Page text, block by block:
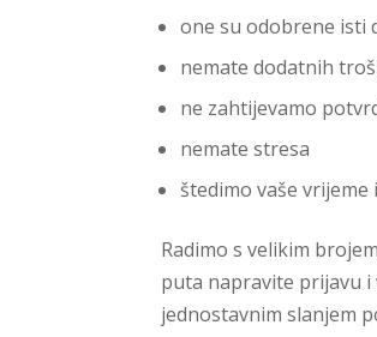
one su odobrene isti
nemate dodatnih
ne zahtijevamo
nemate stresa
štedimo vaše vrijeme
Radimo s velikim
puta napravite prijavu i
jednostavnim slanjem